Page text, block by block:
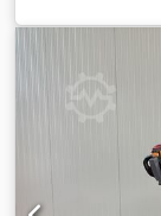
Merk: Imsa
Bouwjaar:
Verplaatsing X -
Verplaatsing W
breedte / of
SK40Mk
Breedte:
Djdswyup Tjpfx